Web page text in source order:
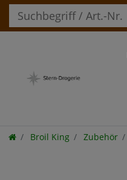
Broil King Zubehör